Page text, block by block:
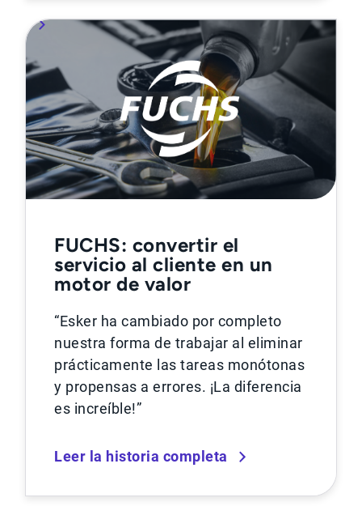
FUCHS: convertir el
servicio al cliente en un
motor de valor
“Esker ha cambiado por completo
nuestra forma de trabajar al eliminar
prácticamente las tareas monótonas
y propensas a errores. ¡La diferencia
es increíble!”
Leer la historia completa